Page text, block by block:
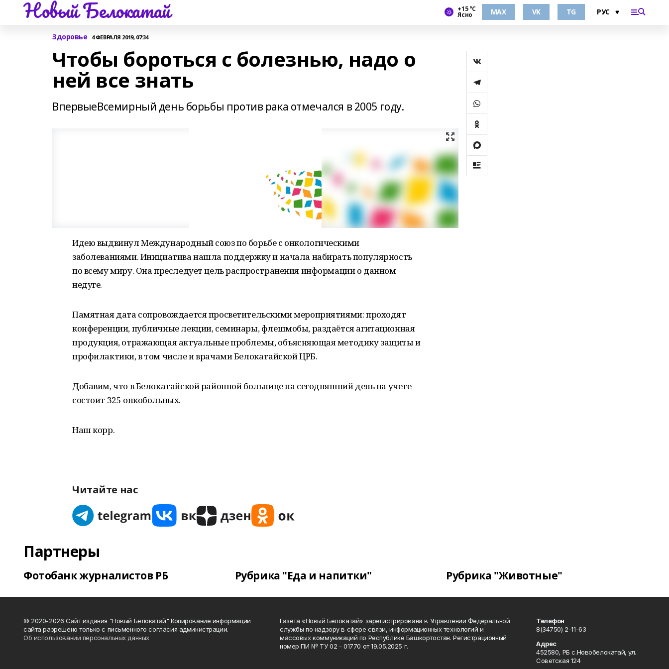
Новый Белокатай +15 °С
Ясно MAX VK TG
Здоровье 4 ФЕВРАЛЯ 2019, 07:34
Чтобы бороться с болезнью, надо о
ней все знать
ВпервыеВсемирный день борьбы против рака отмечался в 2005 году.
Идею выдвинул Международный союз по борьбе с онкологическими
заболеваниями. Инициатива нашла поддержку и начала набирать популярность
по всему миру. Она преследует цель распространения информации о данном
недуге.
Памятная дата сопровождается просветительскими мероприятиями: проходят
конференции, публичные лекции, семинары, флешмобы, раздаётся агитационная
продукция, отражающая актуальные проблемы, объясняющая методику защиты и
профилактики, в том числе и врачами Белокатайской ЦРБ.
Добавим, что в Белокатайской районной больнице на сегодняшний день на учете
состоит 325 онкобольных.
Наш корр.
Читайте нас
Партнеры
Фотобанк журналистов РБ Рубрика "Еда и напитки" Рубрика "Животные"
© 2020-2026 Сайт издания "Новый Белокатай" Копирование информации
сайта разрешено только с письменного согласия администрации.
Об использовании персональных данных
Газета «Новый Белокатай» зарегистрирована в Управлении Федеральной
службы по надзору в сфере связи, информационных технологий и
массовых коммуникаций по Республике Башкортостан. Регистрационный
номер ПИ № ТУ 02 - 01770 от 19.05.2025 г.
Телефон
8(34750) 2-11-63
Адрес
452580, РБ с.Новобелокатай, ул.
Советская 124